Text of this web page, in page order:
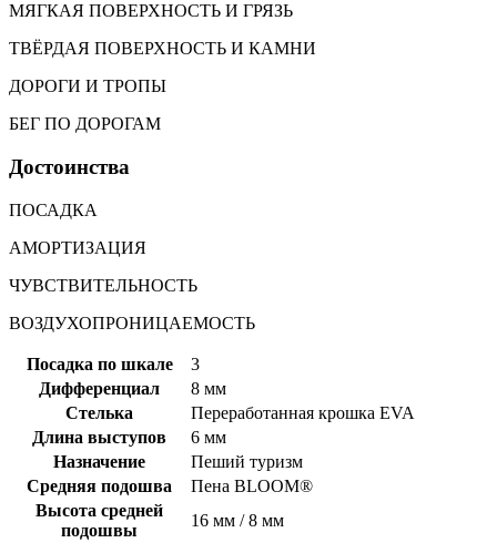
МЯГКАЯ ПОВЕРХНОСТЬ И ГРЯЗЬ
ТВЁРДАЯ ПОВЕРХНОСТЬ И КАМНИ
ДОРОГИ И ТРОПЫ
БЕГ ПО ДОРОГАМ
Достоинства
ПОСАДКА
АМОРТИЗАЦИЯ
ЧУВСТВИТЕЛЬНОСТЬ
ВОЗДУХОПРОНИЦАЕМОСТЬ
Посадка по шкале
3
Дифференциал
8 мм
Стелька
Переработанная крошка EVA
Длина выступов
6 мм
Назначение
Пеший туризм
Средняя подошва
Пена BLOOM®
Высота средней
подошвы
16 мм / 8 мм